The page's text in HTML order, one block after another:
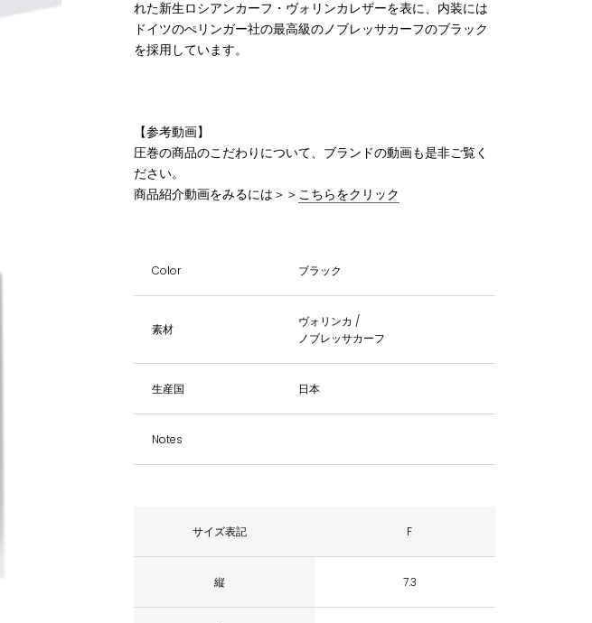
れた新生ロシアンカーフ・ヴォリンカレザーを表に、内装には
ドイツのぺリンガー社の最高級のノブレッサカーフのブラック
を採用しています。
【参考動画】
圧巻の商品のこだわりについて、ブランドの動画も是非ご覧く
ださい。
商品紹介動画をみるには＞＞ こちらをクリック
Color ブラック
素材
ヴォリンカ /
ノブレッサカーフ
生産国 日本
Notes
サイズ表記 F
縦 7.3